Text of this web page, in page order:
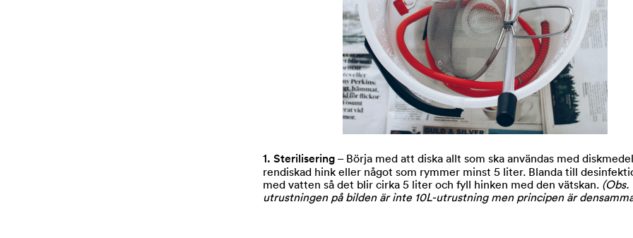
1. Sterilisering – Börja med att diska allt som ska användas med
rendiskad hink eller något som rymmer minst 5 liter. Blanda till
med vatten så det blir cirka 5 liter och fyll hinken med den vätskan. (Obs.
utrustningen på bilden är inte 10L-utrustning men principen är